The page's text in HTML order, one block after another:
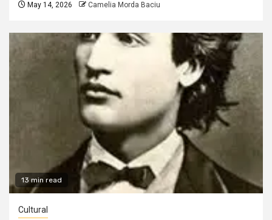
May 14, 2026 Camelia Morda Baciu
13 min read
Cultural